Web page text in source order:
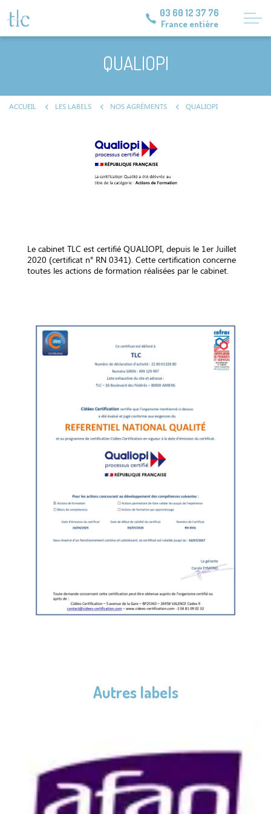
03 60 12 37 76
France entière
QUALIOPI
ACCUEIL LES LABELS NOS AGRÉMENTS QUALIOPI
Le cabinet TLC est certifié QUALIOPI, depuis le 1er Juillet
2020 (certificat n° RN 0341). Cette certification concerne
toutes les actions de formation réalisées par le cabinet.
Autres labels